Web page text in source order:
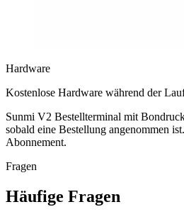
Hardware
Kostenlose Hardware während der
Sunmi V2 Bestellterminal mit
sobald eine Bestellung angenommen
Abonnement.
Fragen
Häufige Fragen